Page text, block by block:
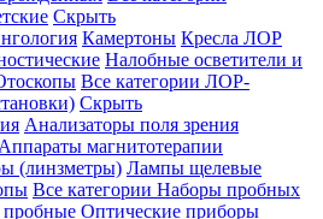
Скрыть
Камертоны Кресла ЛОР
Налобные осветители и
Все категории ЛОР-
Скрыть
Анализаторы поля зрения
Аппараты магнитотерапии
(линзметры) Лампы щелевые
Все категории Наборы пробных
Оптические приборы